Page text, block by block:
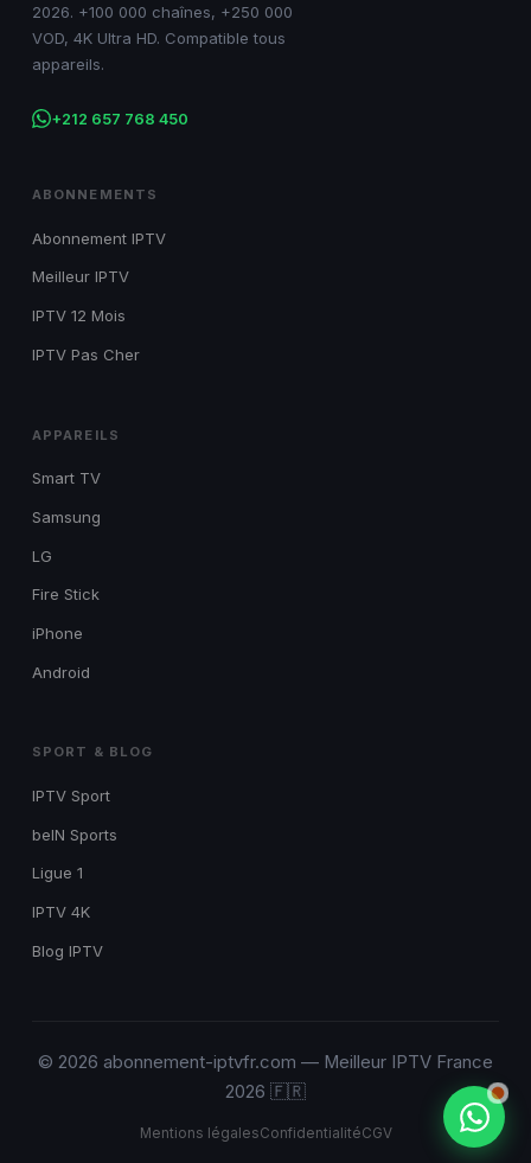
2026. +100 000 chaînes, +250 000
VOD, 4K Ultra HD. Compatible tous
appareils.
+212 657 768 450
ABONNEMENTS
Abonnement IPTV
Meilleur IPTV
IPTV 12 Mois
IPTV Pas Cher
APPAREILS
Smart TV
Samsung
LG
Fire Stick
iPhone
Android
SPORT & BLOG
IPTV Sport
beIN Sports
Ligue 1
IPTV 4K
Blog IPTV
© 2026 abonnement-iptvfr.com — Meilleur IPTV France
2026 🇫🇷
Mentions légalesConfidentialitéCGV